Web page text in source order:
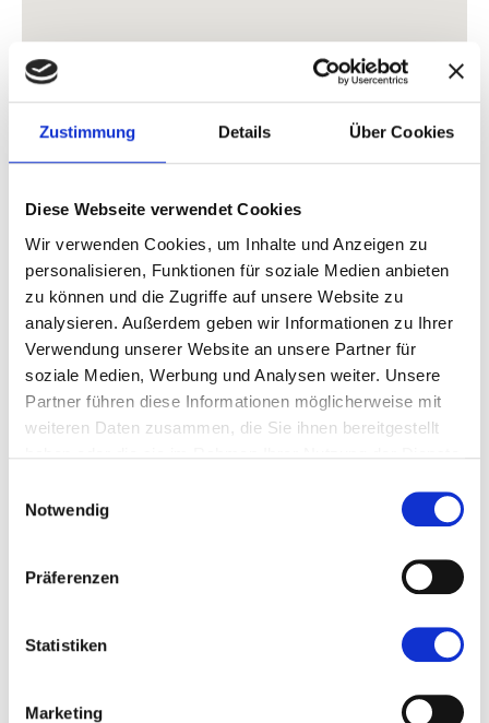
Zustimmung Details Über Cookies
Diese Webseite verwendet Cookies
Wir verwenden Cookies, um Inhalte und Anzeigen zu
personalisieren, Funktionen für soziale Medien anbieten
zu können und die Zugriffe auf unsere Website zu
analysieren. Außerdem geben wir Informationen zu Ihrer
Verwendung unserer Website an unsere Partner für
soziale Medien, Werbung und Analysen weiter. Unsere
Partner führen diese Informationen möglicherweise mit
weiteren Daten zusammen, die Sie ihnen bereitgestellt
Notwendig
Präferenzen
Statistiken
Marketing
Mittwoch
Hagenburg
10:00 - 18:30 Uhr
Lange Str. 20 in Hagenburg
Am Markt in Gehrden